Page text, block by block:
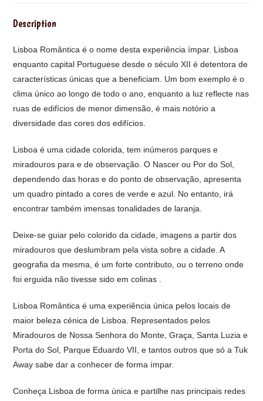
Description
Lisboa Romântica é o nome desta experiência ímpar. Lisboa
enquanto capital Portuguese desde o século XII é detentora de
características únicas que a beneficiam. Um bom exemplo é o
clima único ao longo de todo o ano, enquanto a luz reflecte nas
ruas de edifícios de menor dimensão, é mais notório a
diversidade das cores dos edifícios.
Lisboa é uma cidade colorida, tem inúmeros parques e
miradouros para e de observação. O Nascer ou Por do Sol,
dependendo das horas e do ponto de observação, apresenta
um quadro pintado a cores de verde e azul. No entanto, irá
encontrar também imensas tonalidades de laranja.
Deixe-se guiar pelo colorido da cidade, imagens a partir dos
miradouros que deslumbram pela vista sobre a cidade. A
geografia da mesma, é um forte contributo, ou o terreno onde
foi erguida não tivesse sido em colinas .
Lisboa Romântica é uma experiência única pelos locais de
maior beleza cénica de Lisboa. Representados pelos
Miradouros de Nossa Senhora do Monte, Graça, Santa Luzia e
Porta do Sol, Parque Eduardo VII, e tantos outros que só a Tuk
Away sabe dar a conhecer de forma ímpar.
Conheça Lisboa de forma única e partilhe nas principais redes